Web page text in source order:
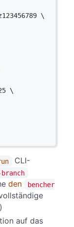
\
\
CLI-
den
bencher
)
auf das